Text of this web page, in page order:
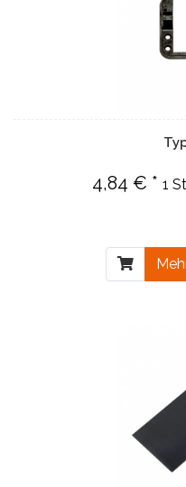
4,84 € * 1